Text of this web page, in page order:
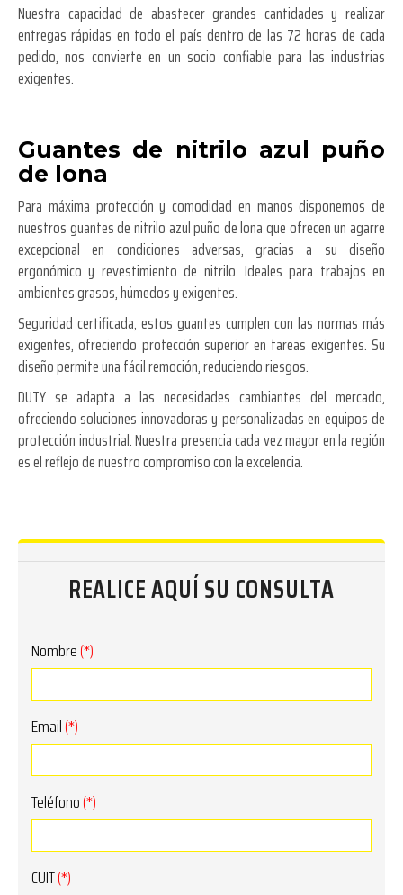
Nuestra capacidad de abastecer grandes cantidades y realizar
entregas rápidas en todo el país dentro de las 72 horas de cada
pedido, nos convierte en un socio confiable para las industrias
exigentes.
Guantes de nitrilo azul puño
de lona
Para máxima protección y comodidad en manos disponemos de
nuestros guantes de nitrilo azul puño de lona que ofrecen un agarre
excepcional en condiciones adversas, gracias a su diseño
ergonómico y revestimiento de nitrilo. Ideales para trabajos en
ambientes grasos, húmedos y exigentes.
Seguridad certificada, estos guantes cumplen con las normas más
exigentes, ofreciendo protección superior en tareas exigentes. Su
diseño permite una fácil remoción, reduciendo riesgos.
DUTY se adapta a las necesidades cambiantes del mercado,
ofreciendo soluciones innovadoras y personalizadas en equipos de
protección industrial. Nuestra presencia cada vez mayor en la región
es el reflejo de nuestro compromiso con la excelencia.
REALICE AQUÍ SU CONSULTA
Nombre(*)
Email(*)
Teléfono(*)
CUIT(*)